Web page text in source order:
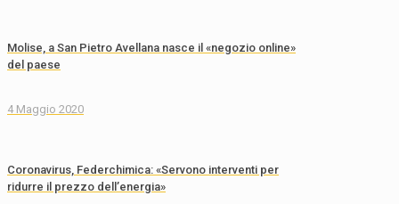
Molise, a San Pietro Avellana nasce il «negozio online»
del paese
4 Maggio 2020
Coronavirus, Federchimica: «Servono interventi per
ridurre il prezzo dell’energia»